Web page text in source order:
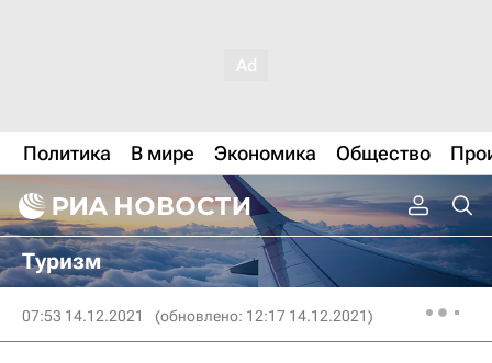
Политика В мире Экономика Общество
Туризм
07:53 14.12.2021 (обновлено: 12:17 14.12.2021)